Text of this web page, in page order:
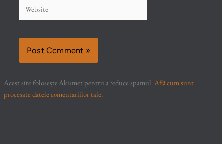
Acest site folosește Akismet pentru a reduce spamul.Află cum sunt
procesate datele comentariilor tale.